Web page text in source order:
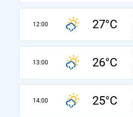
12:00 27°C
13:00 26°C
14:00 25°C